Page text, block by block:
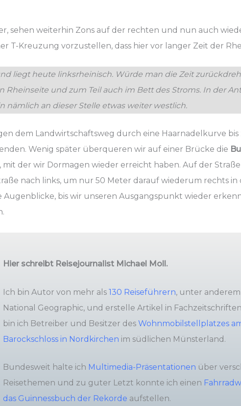
sehen weiterhin Zons auf der rechten und nun auch
T-Kreuzung vorzustellen, dass hier vor langer Zeit der
liegt heute linksrheinisch. Würde man die Zeit
Rheinseite und zum Teil auch im Bett des Stroms. In der
nämlich an dieser Stelle etwas weiter westlich.
dem Landwirtschaftsweg durch eine Haarnadelkurve
Wenig später überqueren wir auf einer Brücke die
der wir Dormagen wieder erreicht haben. Auf der
nach links, um nur 50 Meter darauf wiederum rechts in
Augenblicke, bis wir unseren Ausgangspunkt wieder
Hier schreibt Reisejournalist Michael Moll.
Ich bin Autor von mehr als 130 Reiseführern, unter
National Geographic, und erstelle Artikel in
bin ich Betreiber und Besitzer des Wohnmobilstellplatzes
Barockschloss in Nordkirchen im südlichen Münsterland.
Bundesweit halte ich Multimedia-Präsentationen über
Reisethemen und zu guter Letzt konnte ich einen
das Guinnessbuch der Rekorde aufstellen.